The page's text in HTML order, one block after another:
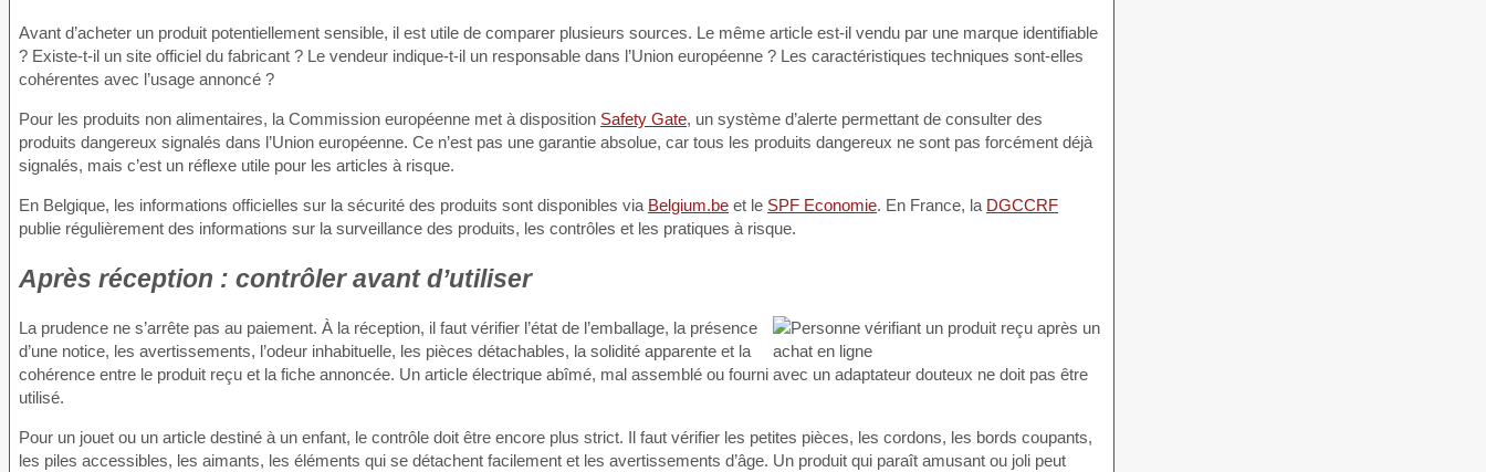
Avant d’acheter un produit potentiellement sensible, il est utile de comparer plusieurs sources. Le même article est-il vendu par une marque identifiable
? Existe-t-il un site officiel du fabricant ? Le vendeur indique-t-il un responsable dans l’Union européenne ? Les caractéristiques techniques sont-elles
cohérentes avec l’usage annoncé ?
Pour les produits non alimentaires, la Commission européenne met à disposition Safety Gate, un système d’alerte permettant de consulter des
produits dangereux signalés dans l’Union européenne. Ce n’est pas une garantie absolue, car tous les produits dangereux ne sont pas forcément déjà
signalés, mais c’est un réflexe utile pour les articles à risque.
En Belgique, les informations officielles sur la sécurité des produits sont disponibles via Belgium.be et le SPF Economie. En France, la DGCCRF
publie régulièrement des informations sur la surveillance des produits, les contrôles et les pratiques à risque.
Après réception : contrôler avant d’utiliser
La prudence ne s’arrête pas au paiement. À la réception, il faut vérifier l’état de l’emballage, la présence
d’une notice, les avertissements, l’odeur inhabituelle, les pièces détachables, la solidité apparente et la
cohérence entre le produit reçu et la fiche annoncée. Un article électrique abîmé, mal assemblé ou fourni avec un adaptateur douteux ne doit pas être
utilisé.
Pour un jouet ou un article destiné à un enfant, le contrôle doit être encore plus strict. Il faut vérifier les petites pièces, les cordons, les bords coupants,
les piles accessibles, les aimants, les éléments qui se détachent facilement et les avertissements d’âge. Un produit qui paraît amusant ou joli peut